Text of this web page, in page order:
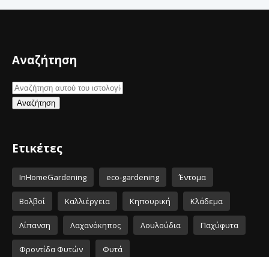
Αναζήτηση
Ετικέτες
InHomeGardening eco-gardening Έντομα
Βολβοί Καλλιέργεια Κηπουρική Κλάδεμα
Λίπανση Λαχανόκηπος Λουλούδια Παχύφυτα
Φροντίδα Φυτών Φυτά